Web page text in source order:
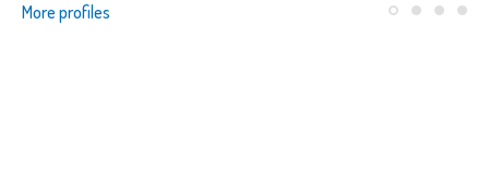
More profiles